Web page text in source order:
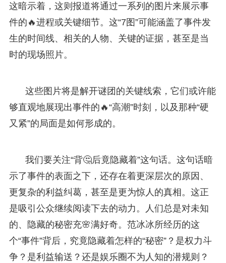
这暗示着，这则报道将通过一系列的图片来展示事
件的🔥进程或关键细节。这“7图”可能涵盖了事件发
生的时间线、相关的人物、关键的证据，甚至是当
时的现场照片。
这些图片将是解开谜团的关键线索，它们或许能
够直观地展现出事件的🔥“高潮”时刻，以及那种“硬
又紧”的局面是如何形成的。
我们要关注“背🤔后竟隐藏着”这句话。这句话暗
示了事件的表面之下，还存在着更深层次的原因、
更复杂的利益纠葛，甚至是更为惊人的真相。这正
是吸引公众继续阅读下去的动力。人们总是对未知
的、隐藏的秘密充🌸满好奇。范冰冰所经历的这
个“事件”背后，究竟隐藏着怎样的“秘密”？是权力斗
争？是利益输送？还是娱乐圈不为人知的潜规则？